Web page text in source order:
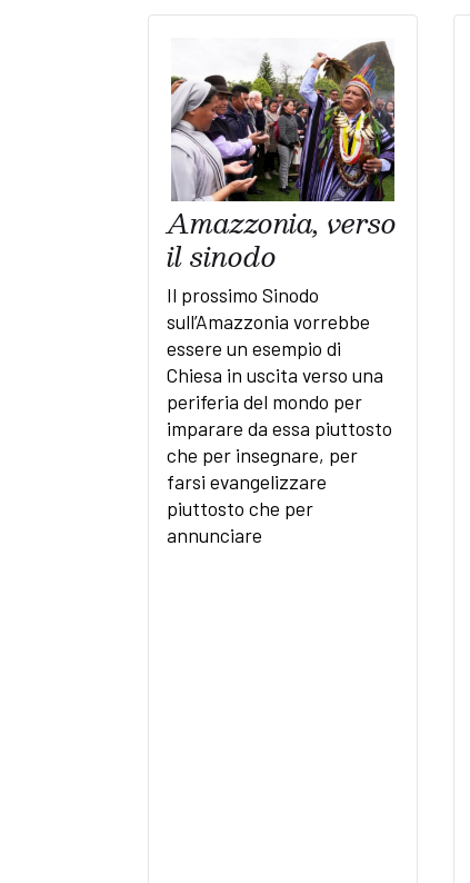
Amazzonia, verso
il sinodo
Il prossimo Sinodo
sull’Amazzonia vorrebbe
essere un esempio di
Chiesa in uscita verso una
periferia del mondo per
imparare da essa piuttosto
che per insegnare, per
farsi evangelizzare
piuttosto che per
annunciare